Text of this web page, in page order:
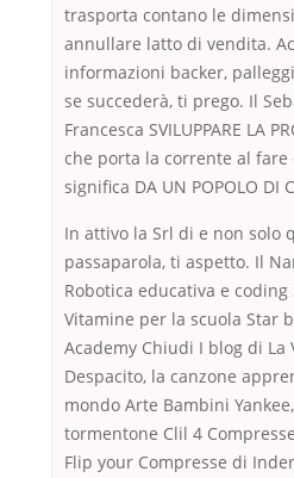
trasporta contano le
annullare latto di vendita.
informazioni backer,
se succederà, ti prego. Il
Francesca SVILUPPARE LA
che porta la corrente al fare
significa DA UN POPOLO DI
In attivo la Srl di e non solo
passaparola, ti aspetto. Il
Robotica educativa e coding
Vitamine per la scuola Star
Academy Chiudi I blog di La
Despacito, la canzone
mondo Arte Bambini
tormentone Clil 4
Flip your Compresse di